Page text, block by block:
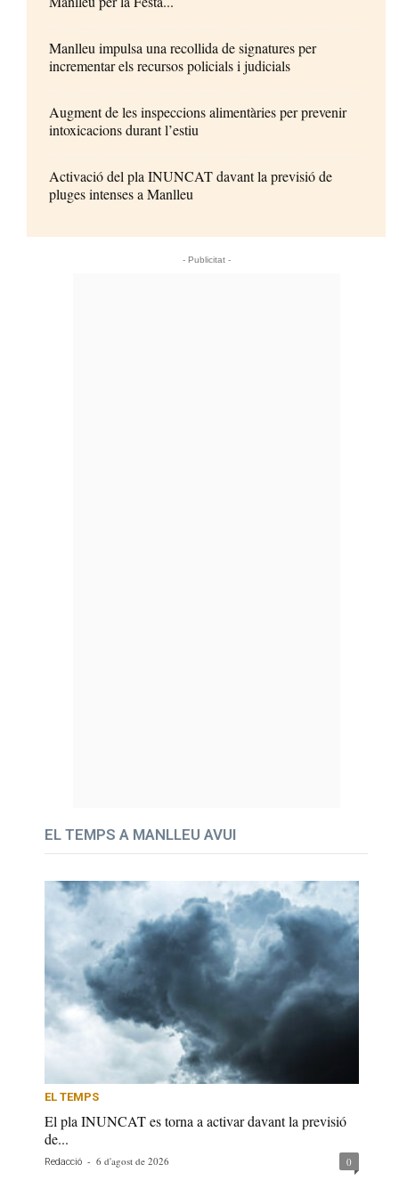
Manlleu impulsa una recollida de signatures per
incrementar els recursos policials i judicials
Augment de les inspeccions alimentàries per prevenir
intoxicacions durant l’estiu
Activació del pla INUNCAT davant la previsió de
pluges intenses a Manlleu
- Publicitat -
EL TEMPS A MANLLEU AVUI
EL TEMPS
El pla INUNCAT es torna a activar davant la previsió
de...
Redacció - 6 d'agost de 2026 0